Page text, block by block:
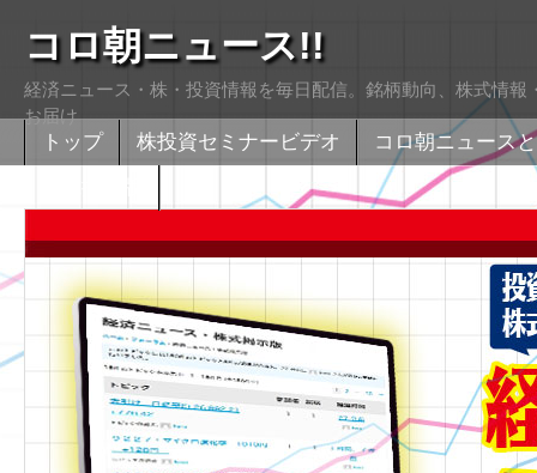
コロ朝ニュース!!
経済ニュース・株・投資情報を毎日配信。銘柄動向、株式情
お届け
トップ 株投資セミナービデオ
コロ朝ニュース